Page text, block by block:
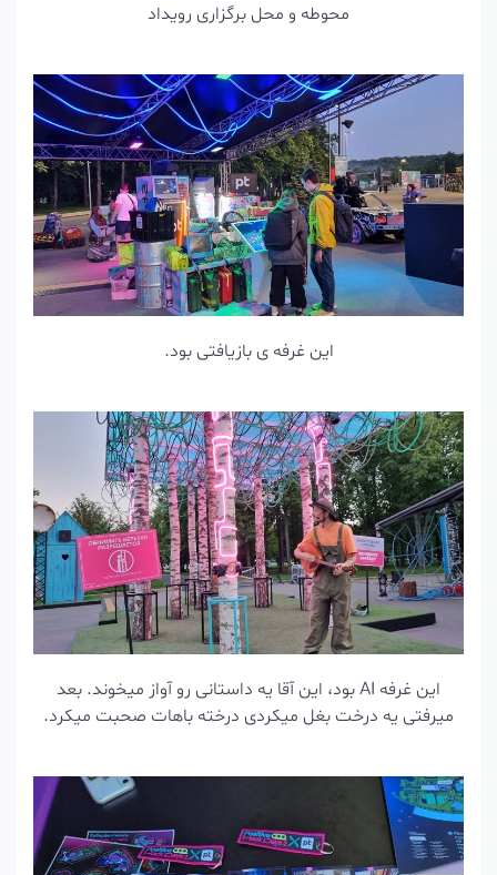
محوطه و محل برگزاری رویداد
این غرفه ی بازیافتی بود.
این غرفه AI بود، این آقا یه داستانی رو آواز میخوند. بعد
میرفتی یه درخت بغل میکردی درخته باهات صحبت میکرد.